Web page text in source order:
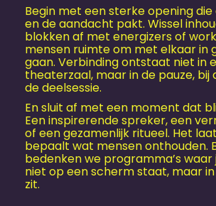
Begin met een sterke opening
en de aandacht pakt. Wissel
blokken af met energizers of
mensen ruimte om met elkaar in
gaan. Verbinding ontstaat niet in
theaterzaal, maar in de pauze, bij
de deelsessie.
En sluit af met een moment dat
Een inspirerende spreker, een
of een gezamenlijk ritueel. Het
bepaalt wat mensen onthouden.
bedenken we programma’s
niet op een scherm staat, maar
zit.